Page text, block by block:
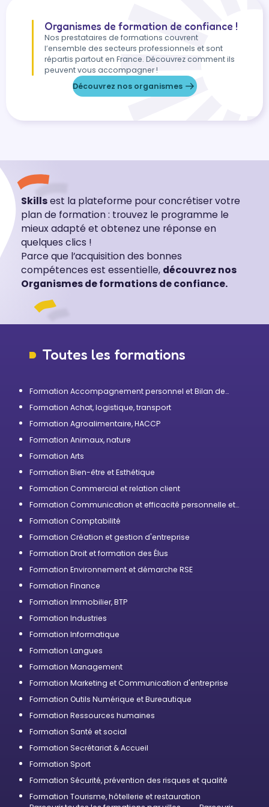
Organismes de formation de confiance !
Nos prestataires de formations couvrent
l’ensemble des secteurs professionnels et sont
répartis partout en France. Découvrez comment ils
peuvent vous accompagner !
Découvrez nos organismes
Skillsest la plateforme pour concrétiser votre
plan de formation : trouvez le programme le
mieux adapté et obtenez une réponse en
quelques clics !
Parce que l’acquisition des bonnes
compétences est essentielle, découvrez nos
Organismes de formations de confiance.
Toutes les formations
Formation Accompagnement personnel et Bilan de
Formation Achat, logistique, transport
Formation Agroalimentaire, HACCP
Formation Animaux, nature
Formation Arts
Formation Bien-être et Esthétique
Formation Commercial et relation client
Formation Communication et efficacité personnelle et
Formation Comptabilité
Formation Création et gestion d'entreprise
Formation Droit et formation des Élus
Formation Environnement et démarche RSE
Formation Finance
Formation Immobilier, BTP
Formation Industries
Formation Informatique
Formation Langues
Formation Management
Formation Marketing et Communication d'entreprise
Formation Outils Numérique et Bureautique
Formation Ressources humaines
Formation Santé et social
Formation Secrétariat & Accueil
Formation Sport
Formation Sécurité, prévention des risques et qualité
Formation Tourisme, hôtellerie et restauration